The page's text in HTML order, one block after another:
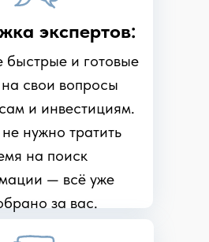
экспертов:
быстрые и готовые
на свои вопросы
и инвестициям.
нужно тратить
на поиск
— всё уже
за вас.